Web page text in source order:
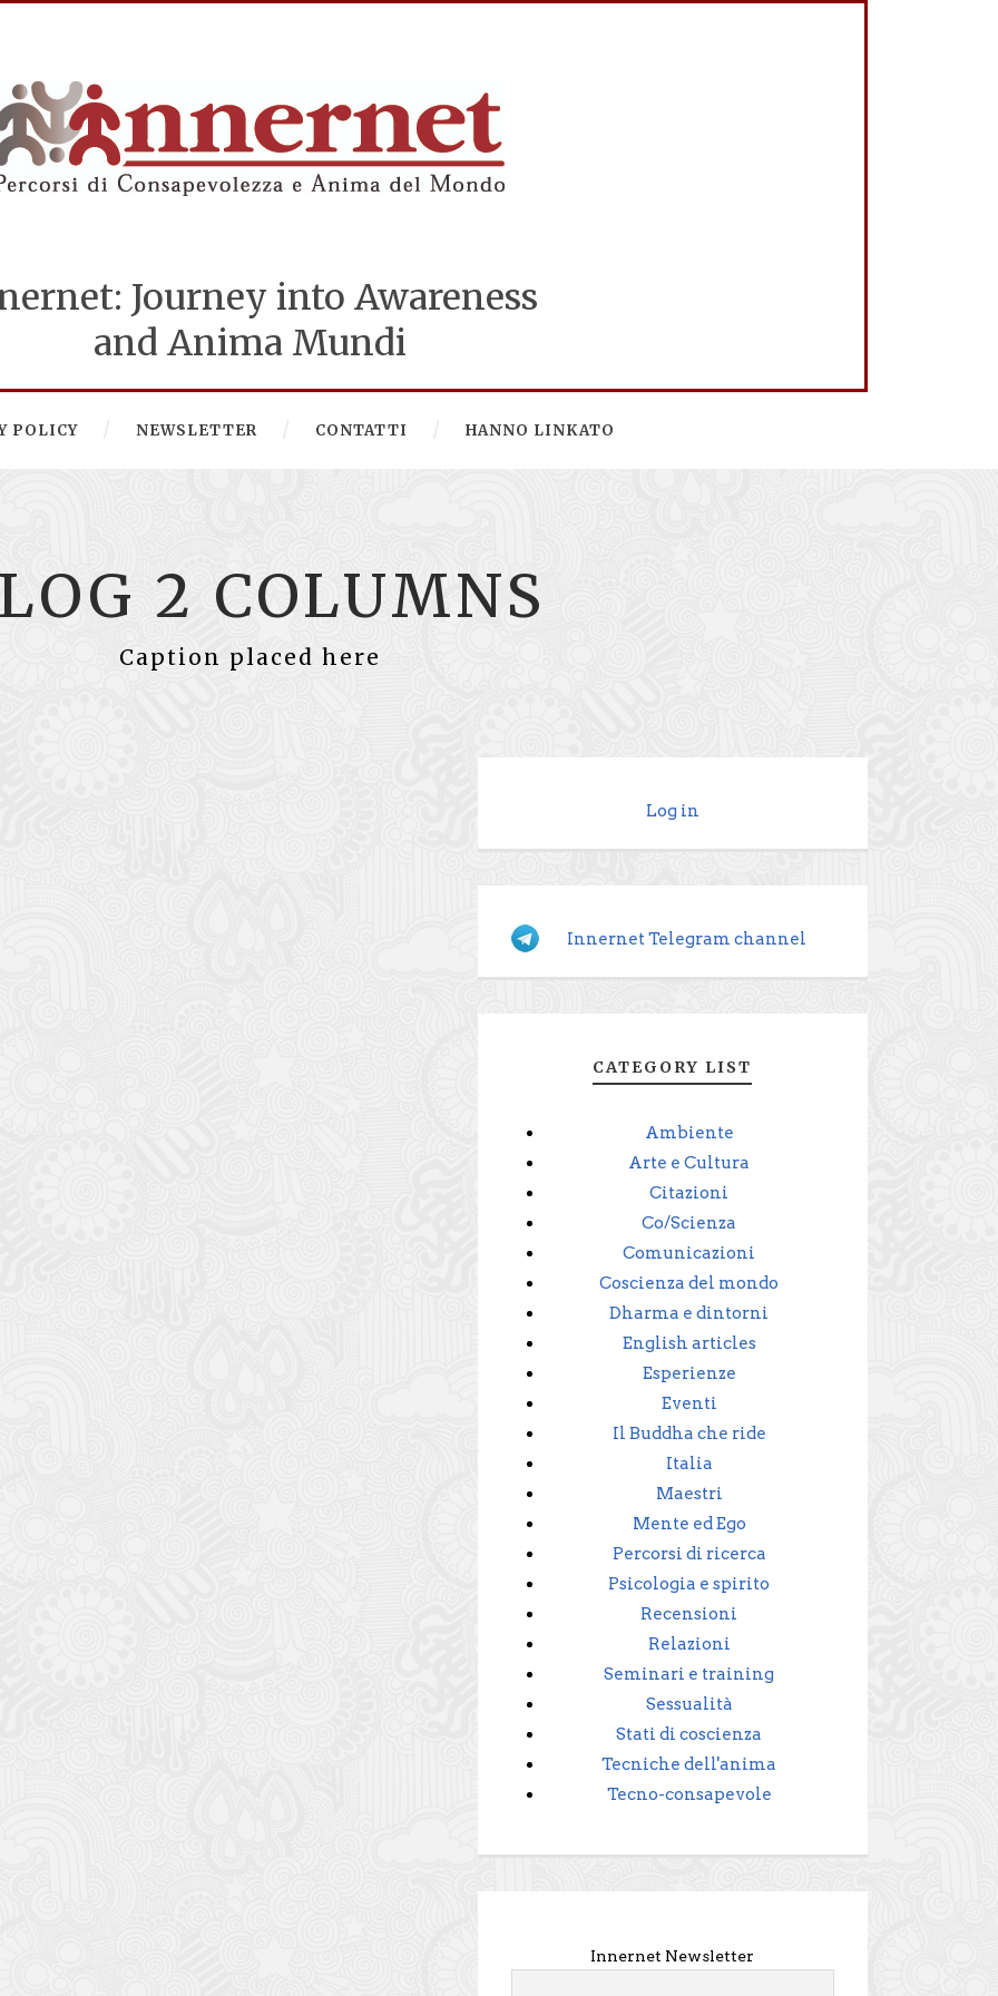
Journey into Awareness
and Anima Mundi
POLICY NEWSLETTER CONTATTI HANNO LINKATO
2 COLUMNS
Caption placed here
Log in
Innernet Telegram channel
CATEGORY LIST
Ambiente
Arte e Cultura
Citazioni
Co/Scienza
Comunicazioni
Coscienza del mondo
Dharma e dintorni
English articles
Esperienze
Eventi
Il Buddha che ride
Italia
Maestri
Mente ed Ego
Percorsi di ricerca
Psicologia e spirito
Recensioni
Relazioni
Seminari e training
Sessualità
Stati di coscienza
Tecniche dell'anima
Tecno-consapevole
Innernet Newsletter